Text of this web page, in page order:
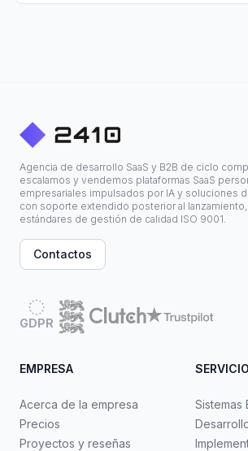
Agencia de desarrollo SaaS y B2B de ciclo
escalamos y vendemos plataformas SaaS
empresariales impulsados por IA y soluciones
con soporte extendido posterior al
estándares de gestión de calidad ISO 9001.
Contactos
GDPR
EMPRESA
Acerca de la empresa
Precios
Proyectos y reseñas
Sistemas